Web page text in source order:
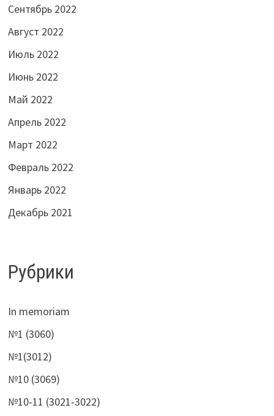
Сентябрь 2022
Август 2022
Июль 2022
Июнь 2022
Май 2022
Апрель 2022
Март 2022
Февраль 2022
Январь 2022
Декабрь 2021
Рубрики
In memoriam
№1 (3060)
№1(3012)
№10 (3069)
№10-11 (3021-3022)